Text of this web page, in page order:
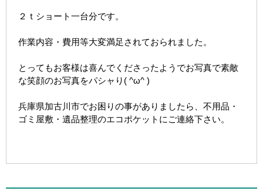
２ｔショート一台分です。
作業内容・費用等大変満足されておられました。
とってもお客様は喜んでくださったようでお写真で素敵
な笑顔のお写真をパシャり( ^ω^ )
兵庫県加古川市でお困りの事がありましたら、不用品・
ゴミ屋敷・遺品整理のエコポケットにご連絡下さい。